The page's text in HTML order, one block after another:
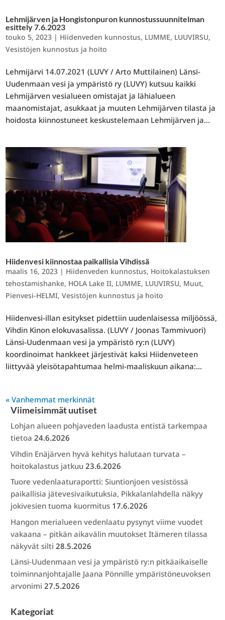
Lehmijärven ja Hongistonpuron kunnostussuunnitelman
esittely 7.6.2023
touko 5, 2023 | Hiidenveden kunnostus, LUMME, LUUVIRSU,
Vesistöjen kunnostus ja hoito
Lehmijärvi 14.07.2021 (LUVY / Arto Muttilainen) Länsi-
Uudenmaan vesi ja ympäristö ry (LUVY) kutsuu kaikki
Lehmijärven vesialueen omistajat ja lähialueen
maanomistajat, asukkaat ja muuten Lehmijärven tilasta ja
hoidosta kiinnostuneet keskustelemaan Lehmijärven ja...
Hiidenvesi kiinnostaa paikallisia Vihdissä
maalis 16, 2023 | Hiidenveden kunnostus, Hoitokalastuksen
tehostamishanke, HOLA Lake II, LUMME, LUUVIRSU, Muut,
Pienvesi-HELMI,Vesistöjen kunnostus ja hoito
Hiidenvesi-illan esitykset pidettiin uudenlaisessa miljöössä,
Vihdin Kinon elokuvasalissa. (LUVY / Joonas Tammivuori)
Länsi-Uudenmaan vesi ja ympäristö ry:n (LUVY)
koordinoimat hankkeet järjestivät kaksi Hiidenveteen
liittyvää yleisötapahtumaa helmi-maaliskuun aikana:...
« Vanhemmat merkinnät
Viimeisimmät uutiset
Lohjan alueen pohjaveden laadusta entistä tarkempaa
tietoa 24.6.2026
Vihdin Enäjärven hyvä kehitys halutaan turvata –
hoitokalastus jatkuu 23.6.2026
Tuore vedenlaaturaportti: Siuntionjoen vesistössä
paikallisia jätevesivaikutuksia, Pikkalanlahdella näkyy
jokivesien tuoma kuormitus 17.6.2026
Hangon merialueen vedenlaatu pysynyt viime vuodet
vakaana – pitkän aikavälin muutokset Itämeren tilassa
näkyvät silti 28.5.2026
Länsi-Uudenmaan vesi ja ympäristö ry:n pitkäaikaiselle
toiminnanjohtajalle Jaana Pönnille ympäristöneuvoksen
arvonimi 27.5.2026
Kategoriat